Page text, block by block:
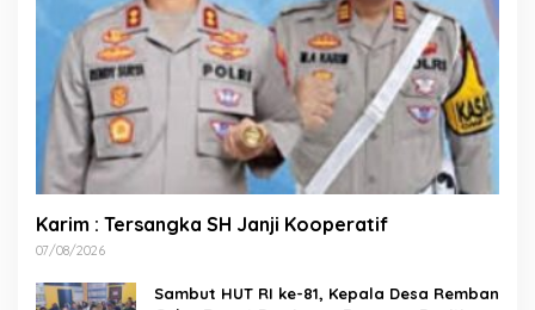
Karim : Tersangka SH Janji Kooperatif
07/08/2026
Sambut HUT RI ke-81, Kepala Desa Remban